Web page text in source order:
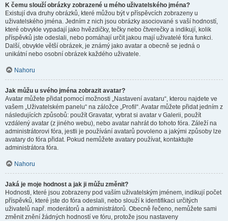
K čemu slouží obrázky zobrazené u mého uživatelského jména?
Existují dva druhy obrázků, které můžou být v příspěvcích zobrazeny u
uživatelského jména. Jedním z nich jsou obrázky asociované s vaší hodností,
které obvykle vypadají jako hvězdičky, tečky nebo čtverečky a indikují, kolik
příspěvků jste odeslali, nebo pomáhají určit jakou mají uživatelé fóra funkci.
Další, obvykle větší obrázek, je známý jako avatar a obecně se jedná o
unikátní nebo osobní obrázek každého uživatele.
Nahoru
Jak můžu u svého jména zobrazit avatar?
Avatar můžete přidat pomocí možnosti „Nastavení avataru“, kterou najdete ve
vašem „Uživatelském panelu“ na záložce „Profil“. Avatar můžete přidat jedním z
následujících způsobů: použít Gravatar, vybrat si avatar v Galerii, použít
vzdálený avatar (z jiného webu), nebo avatar nahrát do tohoto fóra. Záleží na
administrátorovi fóra, jestli je používání avatarů povoleno a jakými způsoby lze
avatary do fóra přidat. Pokud nemůžete avatary používat, kontaktujte
administrátora fóra.
Nahoru
Jaká je moje hodnost a jak ji můžu změnit?
Hodnosti, které jsou zobrazeny pod vaším uživatelským jménem, indikují počet
příspěvků, které jste do fóra odeslali, nebo slouží k identifikaci určitých
uživatelů např. moderátorů a administrátorů. Obecně řečeno, nemůžete sami
změnit znění žádných hodností ve fóru, protože jsou nastaveny